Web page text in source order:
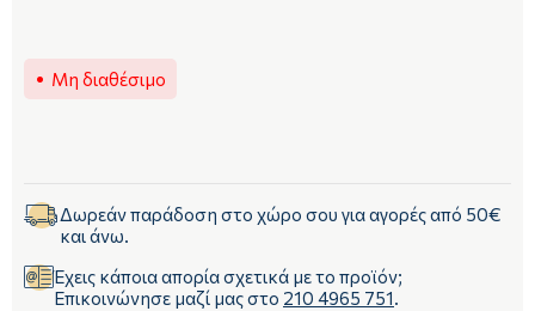
Μη διαθέσιμο
Δωρεάν παράδοση στο χώρο σου για αγορές από 50€
και άνω.
Έχεις κάποια απορία σχετικά με το προϊόν;
Επικοινώνησε μαζί μας στο 210 4965 751.